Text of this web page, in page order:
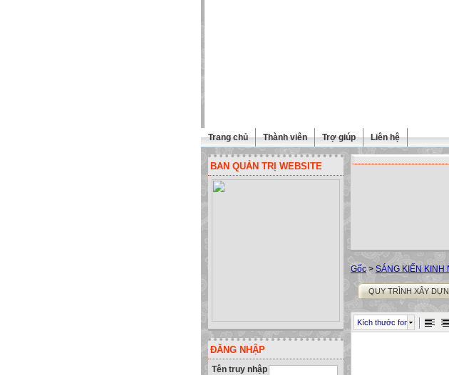
Trang chủ Thành viên Trợ giúp Liên hệ
BAN QUẢN TRỊ WEBSITE
ĐĂNG NHẬP
Tên truy nhập
Gốc> SÁNG KIẾN KINH
QUY TRÌNH XÂY
Kích thước font